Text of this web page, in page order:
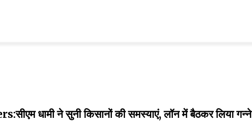
धामी ने सुनी किसानों की समस्याएं, लॉन में बैठकर लिया गन्ने